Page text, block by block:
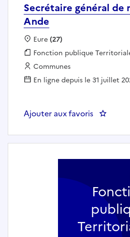
Secrétaire général de
Ande
Localisation :
Eure(27)
Fonction publique :
Fonction publique
Employeur :
Communes
En ligne depuis le 31 juillet
Ajouter aux favoris :